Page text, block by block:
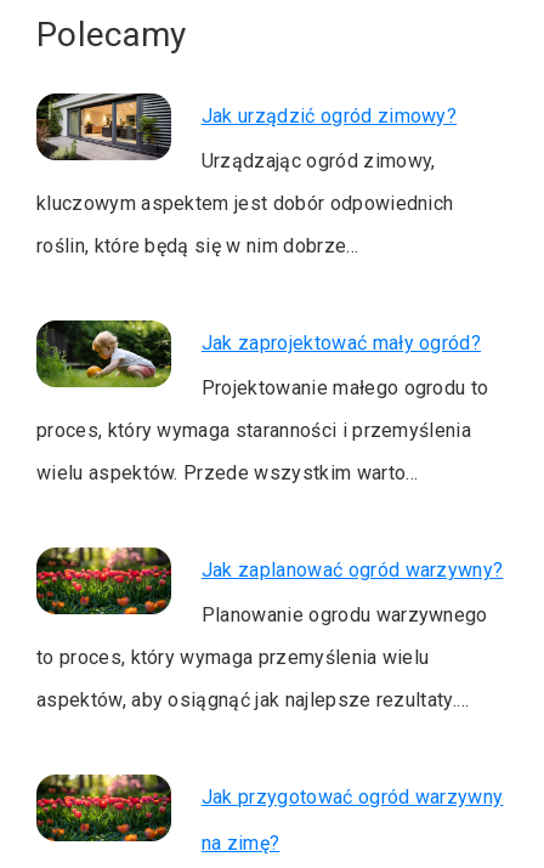
Polecamy
Jak urządzić ogród zimowy?
Urządzając ogród zimowy,
kluczowym aspektem jest dobór odpowiednich
roślin, które będą się w nim dobrze…
Jak zaprojektować mały ogród?
Projektowanie małego ogrodu to
proces, który wymaga staranności i przemyślenia
wielu aspektów. Przede wszystkim warto…
Jak zaplanować ogród warzywny?
Planowanie ogrodu warzywnego
to proces, który wymaga przemyślenia wielu
aspektów, aby osiągnąć jak najlepsze rezultaty.…
Jak przygotować ogród warzywny
na zimę?